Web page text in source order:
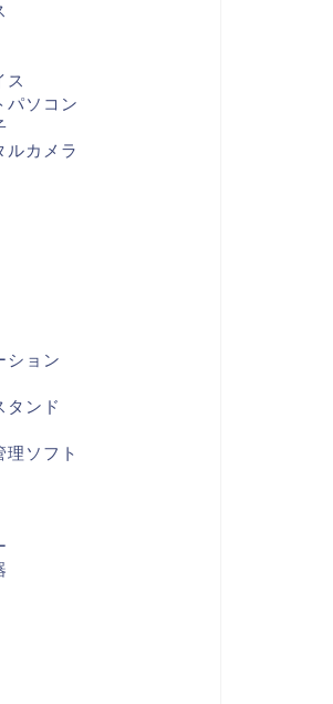
ス
パソコン
ルカメラ
ション
タンド
理ソフト